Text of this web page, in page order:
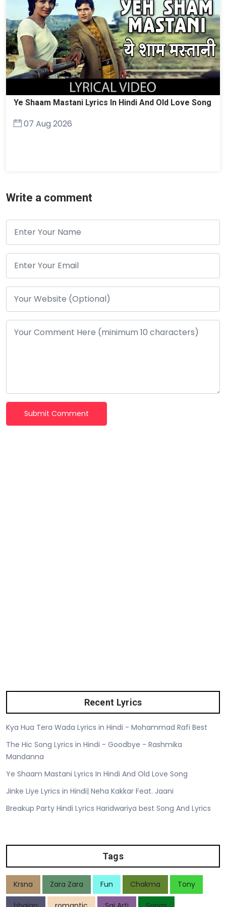
Ye Shaam Mastani Lyrics In Hindi And Old Love Song
07 Aug 2026
Write a comment
Submit Comment
Recent Lyrics
Kya Hua Tera Wada Lyrics in Hindi - Mohammad Rafi Best
The Hic Song Lyrics in Hindi - Goodbye - Rashmika
Mandanna
Ye Shaam Mastani Lyrics In Hindi And Old Love Song
Jinke Liye Lyrics in Hindi| Neha Kakkar Feat. Jaani
Breakup Party Hindi Lyrics Haridwariya best Song And Lyrics
Tags
Krsna Zara Zara Fun Chakma Tony